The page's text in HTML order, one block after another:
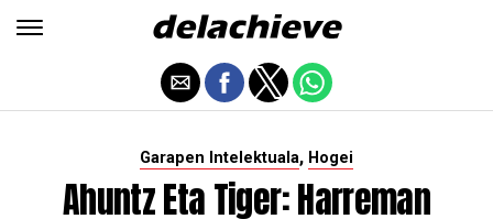
Garapen Intelektuala, Hogei
Ahuntz Eta Tiger: Harreman